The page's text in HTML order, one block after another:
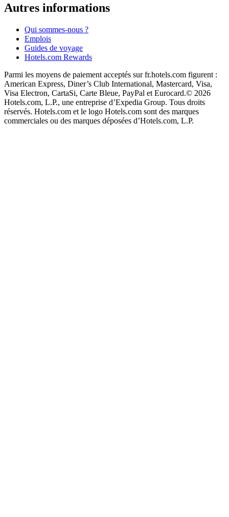
Autres informations
Qui sommes-nous ?
Emplois
Guides de voyage
Hotels.com Rewards
Parmi les moyens de paiement acceptés sur fr.hotels.com figurent :
American Express, Diner’s Club International, Mastercard, Visa,
Visa Electron, CartaSi, Carte Bleue, PayPal et Eurocard.© 2026
Hotels.com, L.P., une entreprise d’Expedia Group. Tous droits
réservés. Hotels.com et le logo Hotels.com sont des marques
commerciales ou des marques déposées d’Hotels.com, L.P.